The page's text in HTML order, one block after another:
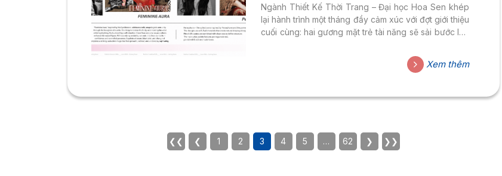
Ngành Thiết Kế Thời Trang – Đại học Hoa Sen khép
lại hành trình một tháng đầy cảm xúc với đợt giới thiệu
cuối cùng: hai gương mặt trẻ tài năng sẽ sải bước lên
qua, series đã mang đến những cuộc gặp gỡ ý nghĩa
với 22 nhà thiết kế (NTK) trẻ – 22 cá tính sáng tạo, 22
vọng...
Xem thêm
❮❮ ❮ 1 2 3 4 5 … 62 ❯ ❯❯